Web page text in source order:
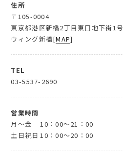
住所
〒105-0004
東京都港区新橋2丁目東口地下街1号
ウィング新橋[MAP]
TEL
03-5537-2690
営業時間
月～金
10：00～21：00
土日祝日 10：00～20：00